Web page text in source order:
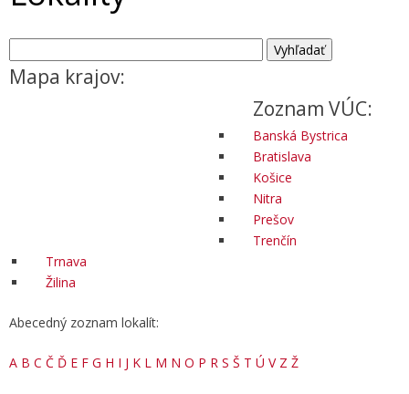
Mapa krajov:
Zoznam VÚC:
Banská Bystrica
Bratislava
Košice
Nitra
Prešov
Trenčín
Trnava
Žilina
Abecedný zoznam lokalít:
A B C Č Ď E F G H I J K L M N O P R S Š T Ú V Z Ž